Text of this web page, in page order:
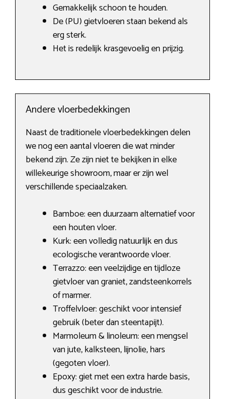
Gemakkelijk schoon te houden.
De (PU) gietvloeren staan bekend als
erg sterk.
Het is redelijk krasgevoelig en prijzig.
Andere vloerbedekkingen
Naast de traditionele vloerbedekkingen delen
we nog een aantal vloeren die wat minder
bekend zijn. Ze zijn niet te bekijken in elke
willekeurige showroom, maar er zijn wel
verschillende speciaalzaken.
Bamboe: een duurzaam alternatief voor
een houten vloer.
Kurk: een volledig natuurlijk en dus
ecologische verantwoorde vloer.
Terrazzo: een veelzijdige en tijdloze
gietvloer van graniet, zandsteenkorrels
of marmer.
Troffelvloer: geschikt voor intensief
gebruik (beter dan steentapijt).
Marmoleum & linoleum: een mengsel
van jute, kalksteen, lijnolie, hars
(gegoten vloer).
Epoxy: giet met een extra harde basis,
dus geschikt voor de industrie.